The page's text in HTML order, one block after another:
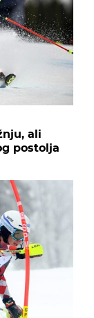
ali
postolja